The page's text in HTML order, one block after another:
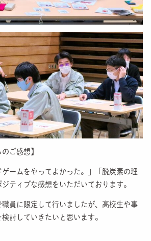
ご感想】
ームをやってよかった。」「脱炭素の理
ティブな感想をいただいております。
員に限定して行いましたが、高校生や事
討していきたいと思います。